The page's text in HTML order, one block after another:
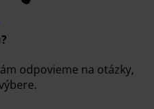
odpovieme na otázky,